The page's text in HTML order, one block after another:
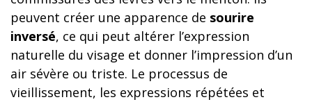
peuvent créer une apparence de sourire
inversé, ce qui peut altérer l’expression
naturelle du visage et donner l’impression d’un
air sévère ou triste. Le processus de
vieillissement, les expressions répétées et